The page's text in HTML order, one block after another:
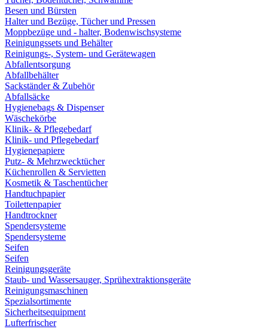
Besen und Bürsten
Halter und Bezüge, Tücher und Pressen
Moppbezüge und - halter, Bodenwischsysteme
Reinigungssets und Behälter
Reinigungs-, System- und Gerätewagen
Abfallentsorgung
Abfallbehälter
Sackständer & Zubehör
Abfallsäcke
Hygienebags & Dispenser
Wäschekörbe
Klinik- & Pflegebedarf
Klinik- und Pflegebedarf
Hygienepapiere
Putz- & Mehrzwecktücher
Küchenrollen & Servietten
Kosmetik & Taschentücher
Handtuchpapier
Toilettenpapier
Handtrockner
Spendersysteme
Spendersysteme
Seifen
Seifen
Reinigungsgeräte
Staub- und Wassersauger, Sprühextraktionsgeräte
Reinigungsmaschinen
Spezialsortimente
Sicherheitsequipment
Lufterfrischer